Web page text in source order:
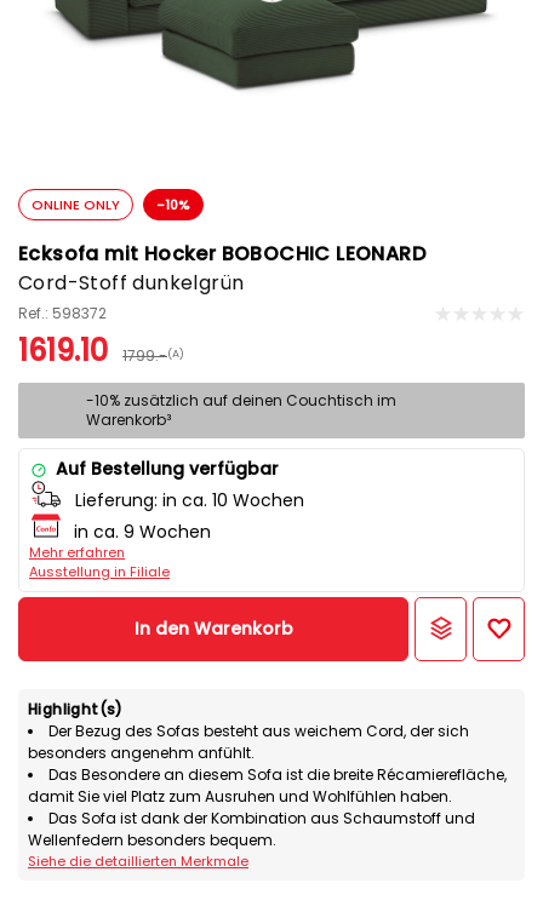
ONLINE ONLY -10%
Ecksofa mit Hocker BOBOCHIC LEONARD
Cord-Stoff dunkelgrün
Ref.: 598372
1619.10 1799.-(A)
-10% zusätzlich auf deinen Couchtisch im
Warenkorb³
Auf Bestellung verfügbar
Lieferung: in ca. 10 Wochen
in ca. 9 Wochen
Mehr erfahren
Ausstellung in Filiale
In den Warenkorb
Highlight(s)
Der Bezug des Sofas besteht aus weichem Cord, der sich
besonders angenehm anfühlt.
Das Besondere an diesem Sofa ist die breite Récamierefläche,
damit Sie viel Platz zum Ausruhen und Wohlfühlen haben.
Das Sofa ist dank der Kombination aus Schaumstoff und
Wellenfedern besonders bequem.
Siehe die detaillierten Merkmale